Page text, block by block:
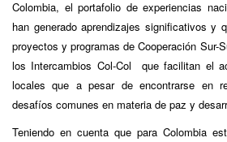
Colombia, el portafolio de experiencias
han generado aprendizajes significativos y
proyectos y programas de Cooperación Sur-
los Intercambios Col-Col que facilitan el
locales que a pesar de encontrarse en
desafíos comunes en materia de paz y
Teniendo en cuenta que para Colombia